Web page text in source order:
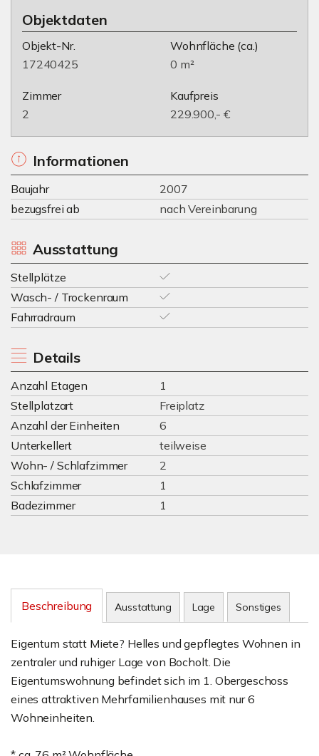
Objektdaten
Objekt-Nr.
17240425
Wohnfläche (ca.)
0 m²
Zimmer
2
Kaufpreis
229.900,- €
Informationen
Baujahr
2007
bezugsfrei ab
nach Vereinbarung
Ausstattung
Stellplätze
Wasch- / Trockenraum
Fahrradraum
Details
Anzahl Etagen
1
Stellplatzart
Freiplatz
Anzahl der Einheiten
6
Unterkellert
teilweise
Wohn- / Schlafzimmer
2
Schlafzimmer
1
Badezimmer
1
Beschreibung Ausstattung Lage Sonstiges
Eigentum statt Miete? Helles und gepflegtes Wohnen in
zentraler und ruhiger Lage von Bocholt. Die
Eigentumswohnung befindet sich im 1. Obergeschoss
eines attraktiven Mehrfamilienhauses mit nur 6
Wohneinheiten.